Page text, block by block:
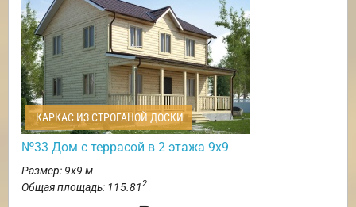
КАРКАС ИЗ СТРОГАНОЙ ДОСКИ
№33 Дом с террасой в 2 этажа 9х9
Размер: 9х9 м
Общая площадь: 115.812